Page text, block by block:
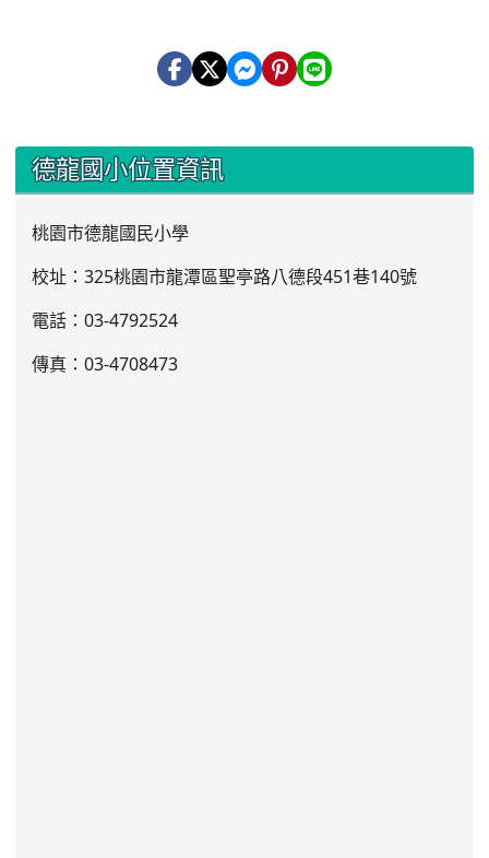
::: 德龍國小位置資訊
桃園市德龍國民小學
校址：325桃園市龍潭區聖亭路八德段451巷140號
電話：03-4792524
傳真：03-4708473